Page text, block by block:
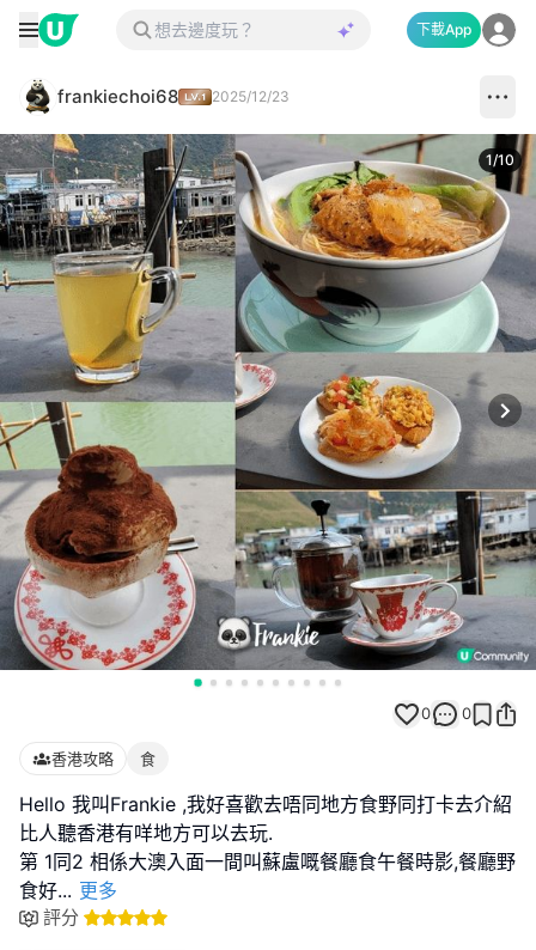
下載App
frankiechoi68 2025/12/23
1/10
0 0
香港攻略 食
Hello 我叫Frankie ,我好喜歡去唔同地方食野同打卡去介紹
比人聽香港有咩地方可以去玩.
第 1同2 相係大澳入面一間叫蘇盧嘅餐廳食午餐時影,餐廳野
食好... 更多
評分